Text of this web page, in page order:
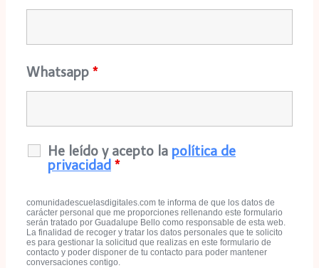
Whatsapp *
He leído y acepto la política de
privacidad *
comunidadescuelasdigitales.com te informa de que los datos de
carácter personal que me proporciones rellenando este formulario
serán tratado por Guadalupe Bello como responsable de esta web.
La finalidad de recoger y tratar los datos personales que te solicito
es para gestionar la solicitud que realizas en este formulario de
contacto y poder disponer de tu contacto para poder mantener
conversaciones contigo.